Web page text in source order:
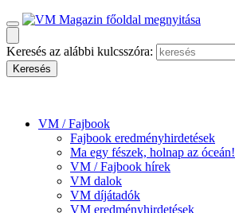
Keresés az alábbi kulcsszóra:
VM / Fajbook
Fajbook eredményhirdetések
Ma egy fészek, holnap az óceán!
VM / Fajbook hírek
VM dalok
VM díjátadók
VM eredményhirdetések